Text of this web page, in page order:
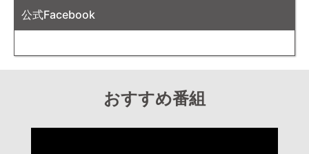
公式Facebook
おすすめ番組